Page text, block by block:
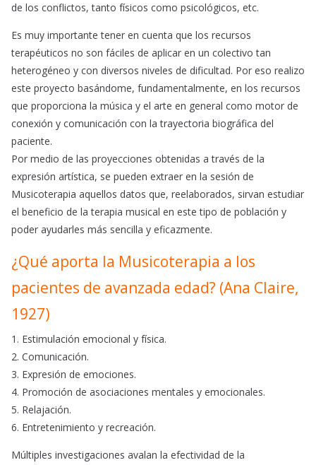
de los conflictos, tanto físicos como psicológicos, etc.
Es muy importante tener en cuenta que los recursos
terapéuticos no son fáciles de aplicar en un colectivo tan
heterogéneo y con diversos niveles de dificultad. Por eso realizo
este proyecto basándome, fundamentalmente, en los recursos
que proporciona la música y el arte en general como motor de
conexión y comunicación con la trayectoria biográfica del
paciente.
Por medio de las proyecciones obtenidas a través de la
expresión artística, se pueden extraer en la sesión de
Musicoterapia aquellos datos que, reelaborados, sirvan estudiar
el beneficio de la terapia musical en este tipo de población y
poder ayudarles más sencilla y eficazmente.
¿Qué aporta la Musicoterapia a los
pacientes de avanzada edad? (Ana Claire,
1927)
1. Estimulación emocional y física.
2. Comunicación.
3. Expresión de emociones.
4. Promoción de asociaciones mentales y emocionales.
5. Relajación.
6. Entretenimiento y recreación.
Múltiples investigaciones avalan la efectividad de la